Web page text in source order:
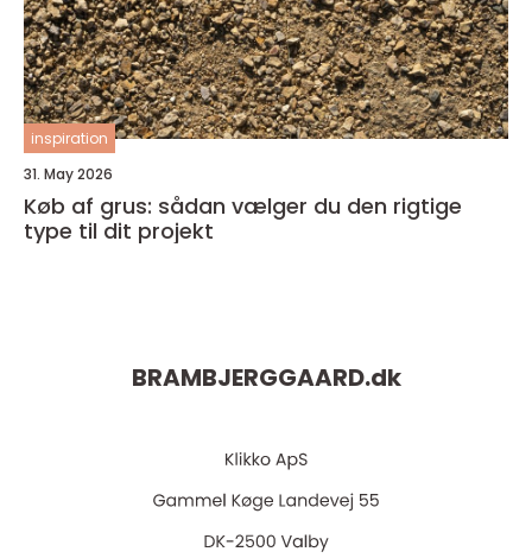
inspiration
31. May 2026
Køb af grus: sådan vælger du den rigtige
type til dit projekt
BRAMBJERGGAARD.dk